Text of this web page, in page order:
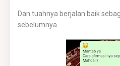
Dan tuahnya berjalan baik
sebelumnya